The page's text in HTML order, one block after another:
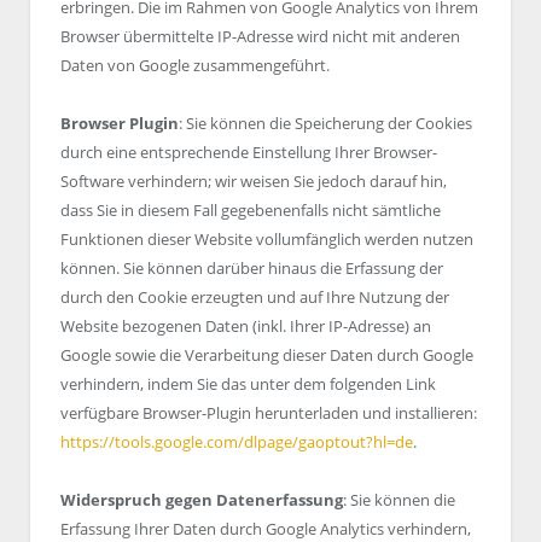
erbringen. Die im Rahmen von Google Analytics von Ihrem
Browser übermittelte IP-Adresse wird nicht mit anderen
Daten von Google zusammengeführt.
Browser Plugin: Sie können die Speicherung der Cookies
durch eine entsprechende Einstellung Ihrer Browser-
Software verhindern; wir weisen Sie jedoch darauf hin,
dass Sie in diesem Fall gegebenenfalls nicht sämtliche
Funktionen dieser Website vollumfänglich werden nutzen
können. Sie können darüber hinaus die Erfassung der
durch den Cookie erzeugten und auf Ihre Nutzung der
Website bezogenen Daten (inkl. Ihrer IP-Adresse) an
Google sowie die Verarbeitung dieser Daten durch Google
verhindern, indem Sie das unter dem folgenden Link
verfügbare Browser-Plugin herunterladen und installieren:
https://tools.google.com/dlpage/gaoptout?hl=de.
Widerspruch gegen Datenerfassung: Sie können die
Erfassung Ihrer Daten durch Google Analytics verhindern,